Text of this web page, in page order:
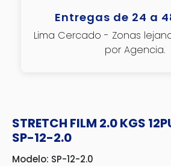
Entregas de 24 a
Lima Cercado - Zonas
por Agencia.
STRETCH FILM 2.0 KGS
SP-12-2.0
Modelo: SP-12-2.0